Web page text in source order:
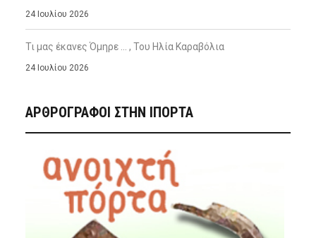
24 Ιουλίου 2026
Τι μας έκανες Όμηρε … , Του Ηλία Καραβόλια
24 Ιουλίου 2026
ΑΡΘΡΟΓΡΑΦΟΙ ΣΤΗΝ IΠΟΡΤΑ